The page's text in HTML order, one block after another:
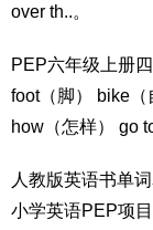
over th..。
PEP六年级上册
foot（脚） bike（
how（怎样） go
人教版英语书单
小学英语PEP项